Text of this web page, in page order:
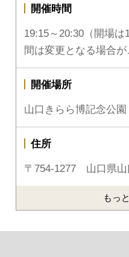
開催時間
19:15～20:30（開場
間は変更となる場合が
開催場所
山口きらら博記念公園
住所
〒754-1277 山口県山
もっ